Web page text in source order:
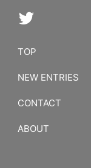
TOP
NEW ENTRIES
CONTACT
ABOUT